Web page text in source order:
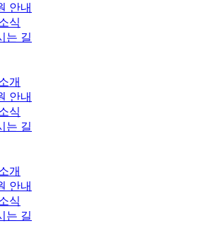
안내
식
는 길
개
안내
식
는 길
개
안내
식
는 길